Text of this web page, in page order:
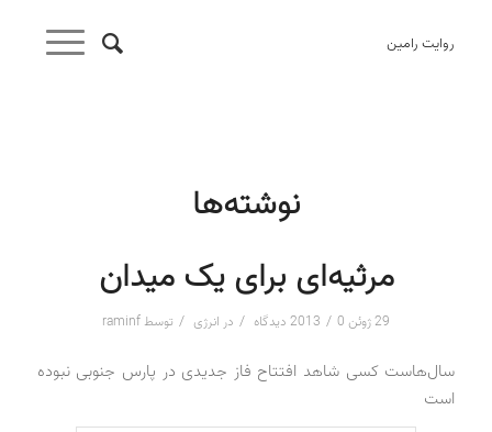
روایت رامین
نوشته‌ها
مرثیه‌ای برای یک میدان
29 ژوئن 2013 / 0 دیدگاه / در انرژی / توسط raminf
سال‌هاست کسی شاهد افتتاح فاز جدیدی در پارس جنوبی نبوده
است